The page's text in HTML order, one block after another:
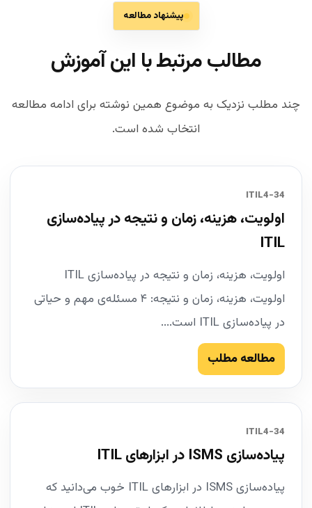
پیشنهاد مطالعه
مطالب مرتبط با این آموزش
چند مطلب نزدیک به موضوع همین نوشته برای ادامه مطالعه
انتخاب شده است.
34-ITIL4
اولویت، هزینه، زمان و نتیجه در پیاده‌سازی
ITIL
اولویت، هزینه، زمان و نتیجه در پیاده‌سازی ITIL
اولویت، هزینه، زمان و نتیجه: ۴ مسئله‌ی مهم و حیاتی
در پیاده‌سازی ITIL است....
مطالعه مطلب
34-ITIL4
پیاده‌سازی ISMS در ابزارهای ITIL
پیاده‌سازی ISMS در ابزارهای ITIL خوب می‌دانید که